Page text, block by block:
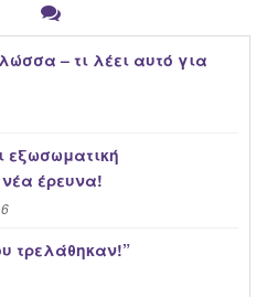
– τι λέει αυτό για
εξωσωματική
έρευνα!
τρελάθηκαν!”